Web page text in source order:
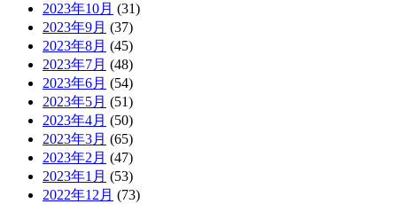
2023年10月 (31)
2023年9月 (37)
2023年8月 (45)
2023年7月 (48)
2023年6月 (54)
2023年5月 (51)
2023年4月 (50)
2023年3月 (65)
2023年2月 (47)
2023年1月 (53)
2022年12月 (73)